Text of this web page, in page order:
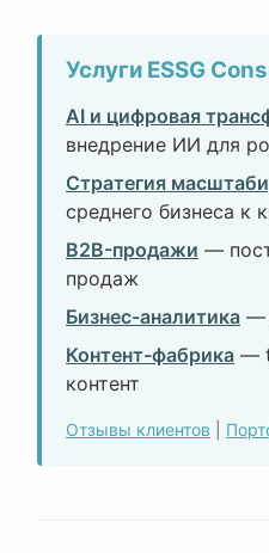
Услуги ESSG
AI и цифровая
внедрение ИИ для
Стратегия
среднего бизнеса к
B2B-продажи —
продаж
Бизнес-аналитика —
Контент-фабрика —
контент
Отзывы клиентов